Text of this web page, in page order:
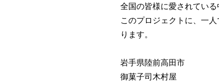
全国の皆様に愛されてい
このプロジェクトに、一
ります。
岩手県陸前高田市
御菓子司木村屋